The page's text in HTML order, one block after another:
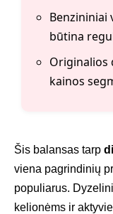
Benzininiai
būtina
Originalios
kainos
Šis balansas tarp
viena pagrindinių
populiarus.
kelionėms ir